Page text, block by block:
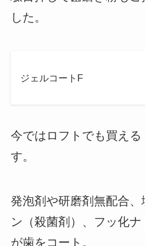
した。
ジェルコートF
今ではロフトでも買え
す。
発泡剤や研磨剤無配合
ン（殺菌剤）、フッ化ナ
が歯をコート。